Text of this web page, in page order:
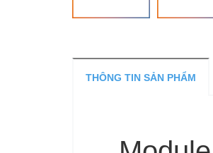
THÔNG TIN SẢN PHẨM